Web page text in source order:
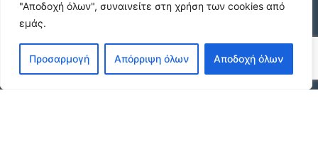
"Αποδοχή όλων", συναινείτε στη χρήση των cookies από
εμάς.
Προσαρμογή Απόρριψη όλων Αποδοχή όλων
Κωδικος ακινητου 21490 διαμερισμα στην